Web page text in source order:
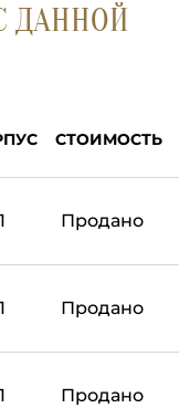
ДАННОЙ
СТОИМОСТЬ
1 Продано
1 Продано
1 Продано